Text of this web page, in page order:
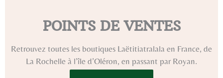
POINTS DE VENTES
Retrouvez toutes les boutiques Laëtitiatralala en France, de
La Rochelle à l’île d’Oléron, en passant par Royan.